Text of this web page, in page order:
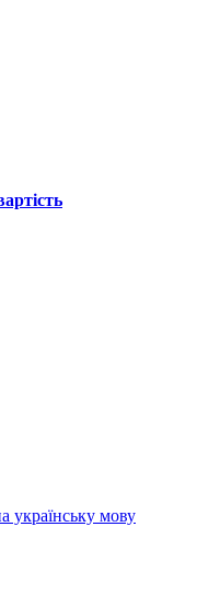
українську мову